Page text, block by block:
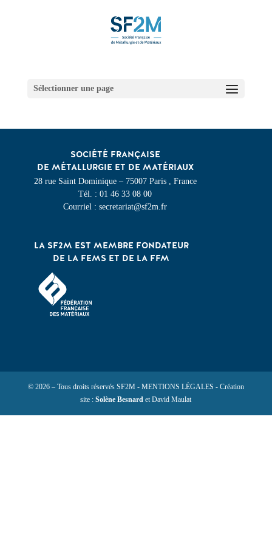
Sélectionner une page
SOCIÉTÉ FRANÇAISE
DE MÉTALLURGIE ET DE MATÉRIAUX
28 rue Saint Dominique – 75007 Paris , France
Tél. : 01 46 33 08 00
Courriel : secretariat@sf2m.fr
LA SF2M EST MEMBRE FONDATEUR
DE LA FEMS ET DE LA FFM
© 2026 – Tous droits réservés SF2M - MENTIONS LÉGALES - Création
site :Solène Besnard et David Maulat